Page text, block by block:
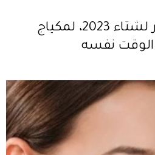
اجدد برونزر وهايلايتر لشتاء 2023، لمكياج
نفسه